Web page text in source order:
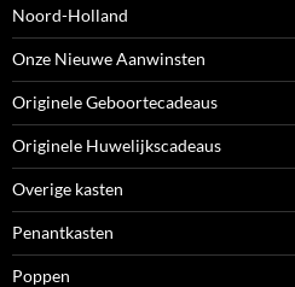
Noord-Holland
Onze Nieuwe Aanwinsten
Originele Geboortecadeaus
Originele Huwelijkscadeaus
Overige kasten
Penantkasten
Poppen